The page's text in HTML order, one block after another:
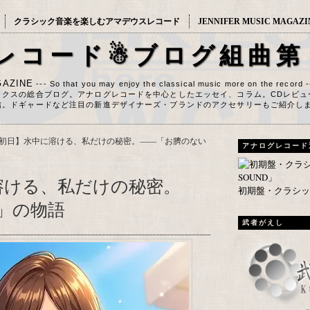
クラシック音楽を楽しむアマデウスレコード JENNIFER MUSIC
コード☃ブログ組曲第
--- So that you may enjoy the classical music more on the record
スの総合ブログ。アナログレコードを中心としたエッセイ、コラム。CDレビュ
ドギャードなど注目の新進デザイナーズ・ブランドのアクセサリーもご紹介し
日】水中に溶ける、私だけの秘密。――「お臍のない
る、私だけの秘密。
の物語
アナログレコード
初期盤・クラシ
武者がえし